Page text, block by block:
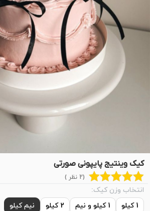
کیک وینتیج پایپونی صورتی
(2 نظر )
انتخاب وزن کیک:
1 کیلو
1 کیلو و نیم 2 کیلو نیم کیلو